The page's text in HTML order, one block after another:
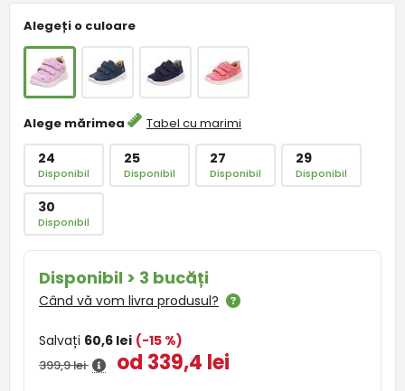
Alegeți o culoare
Alege mărimea Tabel cu marimi
24
Disponibil
25
Disponibil
27
Disponibil
29
Disponibil
30
Disponibil
Disponibil > 3 bucăți
Când vă vom livra produsul?
Salvați 60,6 lei (-15 %)
399,9 lei od 339,4 lei